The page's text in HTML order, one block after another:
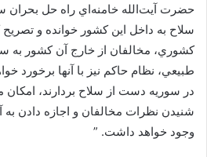
حضرت آيت‌الله خامنه‌اي راه حل بحران
سلاح به داخل اين كشور خوانده و تصريح
كشوري، مخالفان از خارج آن كشور به
طبيعي، نظام حاكم نيز با آنها برخورد
در سوريه دست از سلاح بردارند، امكان
شنيدن نظرات مخالفان و اجازه دادن به
وجود خواهد داشت. ”